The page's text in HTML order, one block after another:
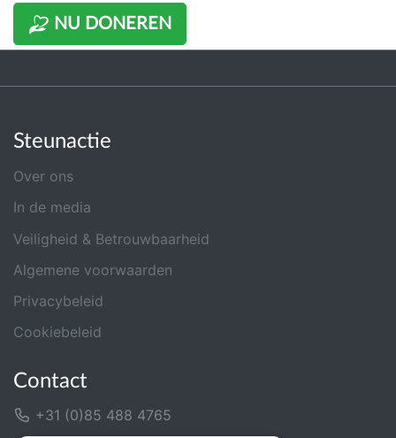
NU DONEREN
Steunactie
Over ons
In de media
Veiligheid & Betrouwbaarheid
Algemene voorwaarden
Privacybeleid
Cookiebeleid
Contact
+31 (0)85 488 4765